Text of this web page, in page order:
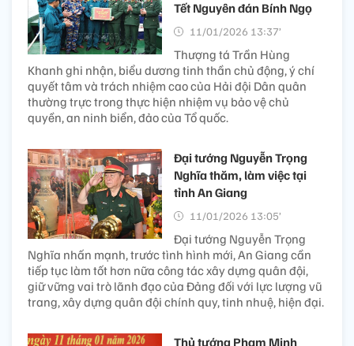
Tết Nguyên đán Bính Ngọ
11/01/2026 13:37’
Thượng tá Trần Hùng
Khanh ghi nhận, biểu dương tinh thần chủ động, ý chí
quyết tâm và trách nhiệm cao của Hải đội Dân quân
thường trực trong thực hiện nhiệm vụ bảo vệ chủ
quyền, an ninh biển, đảo của Tổ quốc.
Đại tướng Nguyễn Trọng
Nghĩa thăm, làm việc tại
tỉnh An Giang
11/01/2026 13:05’
Đại tướng Nguyễn Trọng
Nghĩa nhấn mạnh, trước tình hình mới, An Giang cần
tiếp tục làm tốt hơn nữa công tác xây dựng quân đội,
giữ vững vai trò lãnh đạo của Đảng đối với lực lượng vũ
trang, xây dựng quân đội chính quy, tinh nhuệ, hiện đại.
Thủ tướng Phạm Minh